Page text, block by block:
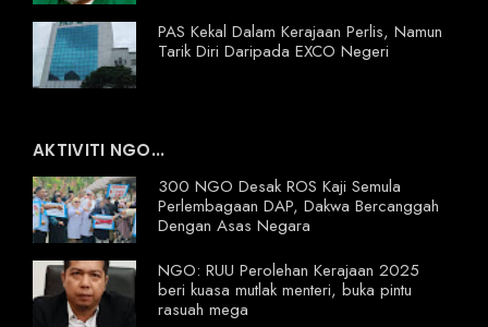
PAS Kekal Dalam Kerajaan Perlis, Namun
Tarik Diri Daripada EXCO Negeri
AKTIVITI NGO...
300 NGO Desak ROS Kaji Semula
Perlembagaan DAP, Dakwa Bercanggah
Dengan Asas Negara
NGO: RUU Perolehan Kerajaan 2025
beri kuasa mutlak menteri, buka pintu
rasuah mega